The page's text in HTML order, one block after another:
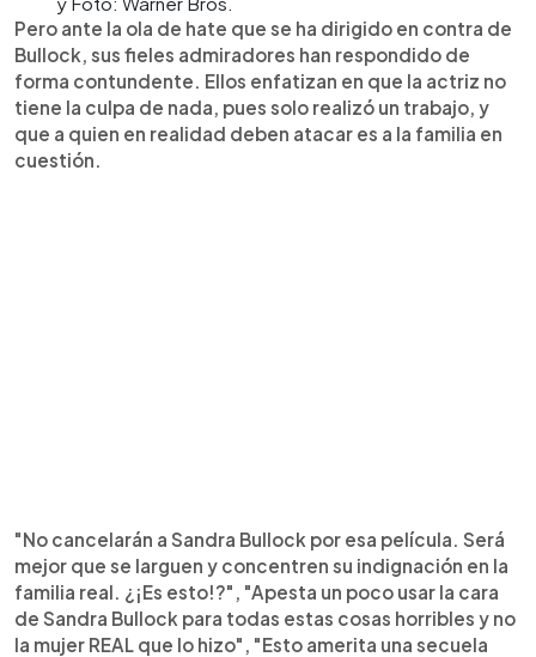
Pero ante la ola de hate que se ha dirigido en contra de
Bullock, sus fieles admiradores han respondido de
forma contundente. Ellos enfatizan en que la actriz no
tiene la culpa de nada, pues solo realizó un trabajo, y
que a quien en realidad deben atacar es a la familia en
cuestión.
"No cancelarán a Sandra Bullock por esa película. Será
mejor que se larguen y concentren su indignación en la
familia real. ¿¡Es esto!?", "Apesta un poco usar la cara
de Sandra Bullock para todas estas cosas horribles y no
la mujer REAL que lo hizo", "Esto amerita una secuela